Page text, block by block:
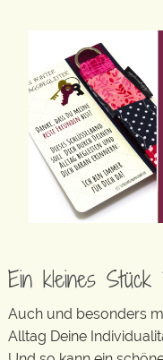
Ein kleines Stück
Auch und besonders
Alltag Deine